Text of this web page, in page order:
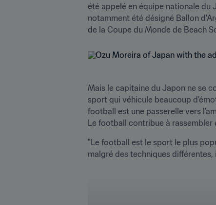
été appelé en équipe nationale du
notamment été désigné Ballon
de la Coupe du Monde de Beach
Mais le capitaine du Japon ne se
sport qui véhicule beaucoup
football est une passerelle vers
Le football contribue à rassembler
"Le football est le sport le plus
malgré des techniques